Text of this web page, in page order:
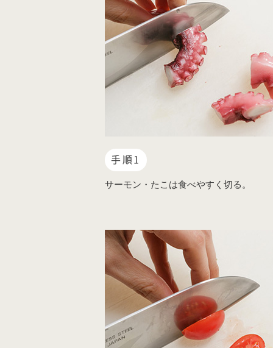
手順1
サーモン・たこは食べやすく切る。